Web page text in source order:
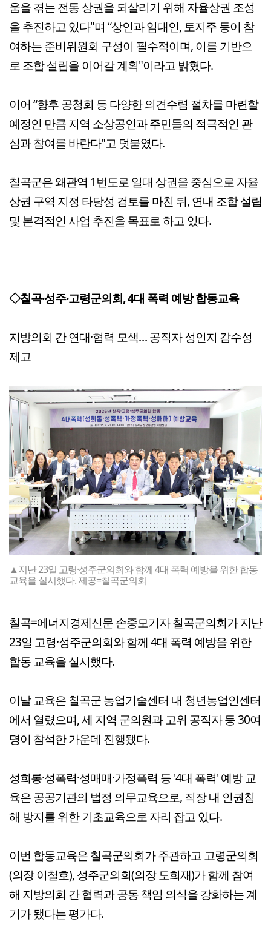
움을 겪는 전통 상권을 되살리기 위해 자율상권 조성
을 추진하고 있다"며 “상인과 임대인, 토지주 등이 참
여하는 준비위원회 구성이 필수적이며, 이를 기반으
로 조합 설립을 이어갈 계획"이라고 밝혔다.
이어 “향후 공청회 등 다양한 의견수렴 절차를 마련할
예정인 만큼 지역 소상공인과 주민들의 적극적인 관
심과 참여를 바란다"고 덧붙였다.
칠곡군은 왜관역 1번도로 일대 상권을 중심으로 자율
상권 구역 지정 타당성 검토를 마친 뒤, 연내 조합 설립
및 본격적인 사업 추진을 목표로 하고 있다.
◇칠곡·성주·고령군의회, 4대 폭력 예방 합동교육
지방의회 간 연대·협력 모색… 공직자 성인지 감수성
제고
▲지난 23일 고령·성주군의회와 함께 4대 폭력 예방을 위한 합동
교육을 실시했다. 제공=칠곡군의회
칠곡=에너지경제신문 손중모기자 칠곡군의회가 지난
23일 고령·성주군의회와 함께 4대 폭력 예방을 위한
합동 교육을 실시했다.
이날 교육은 칠곡군 농업기술센터 내 청년농업인센터
에서 열렸으며, 세 지역 군의원과 고위 공직자 등 30여
명이 참석한 가운데 진행됐다.
성희롱·성폭력·성매매·가정폭력 등 '4대 폭력' 예방 교
육은 공공기관의 법정 의무교육으로, 직장 내 인권침
해 방지를 위한 기초교육으로 자리 잡고 있다.
이번 합동교육은 칠곡군의회가 주관하고 고령군의회
(의장 이철호), 성주군의회(의장 도희재)가 함께 참여
해 지방의회 간 협력과 공동 책임 의식을 강화하는 계
기가 됐다는 평가다.